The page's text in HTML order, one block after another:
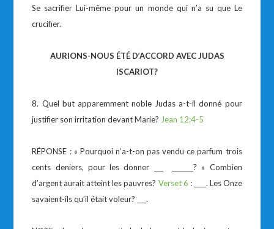
Se sacrifier Lui-même pour un monde qui n’a su que Le
crucifier.
AURIONS-NOUS ÉTÉ D’ACCORD AVEC JUDAS
ISCARIOT?
8. Quel but apparemment noble Judas a-t-il donné pour
justifier son irritation devant Marie? Jean 12:4-5
RÉPONSE : « Pourquoi n’a-t-on pas vendu ce parfum trois
cents deniers, pour les donner ___ _______? » Combien
d’argent aurait atteint les pauvres? Verset 6 : ____. Les Onze
savaient-ils qu’il était voleur? ___.